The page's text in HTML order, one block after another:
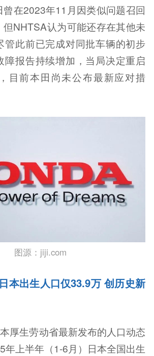
曾在2023年11月因类似问题召回
NHTSA认为可能还存在其他未
管此前已完成对同批车辆的初步
障报告持续增加，当局决定重启
目前本田尚未公布最新应对措
图源：jiji.com
本出生人口仅33.9万 创历史新
厚生劳动省最新发布的人口动态
年上半年（1-6月）日本全国出生